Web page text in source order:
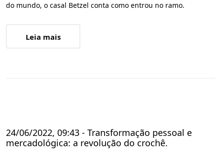
do mundo, o casal Betzel conta como entrou no ramo.
Leia mais
24/06/2022, 09:43 - Transformação pessoal e
mercadológica: a revolução do crochê.